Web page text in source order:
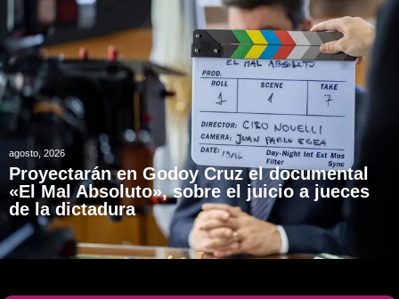
agosto, 2026
Proyectarán en Godoy Cruz el documental
«El Mal Absoluto», sobre el juicio a jueces
de la dictadura